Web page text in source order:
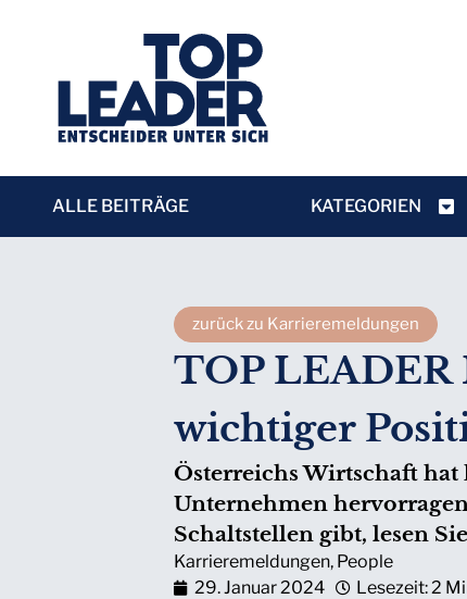
ALLE BEITRÄGE KATEGORIEN
zurück zu Karrieremeldungen
TOP
wichtiger
Österreichs Wirtschaft
Unternehmen
Schaltstellen gibt, lesen
Karrieremeldungen, People
29. Januar 2024
Lesezeit: 2